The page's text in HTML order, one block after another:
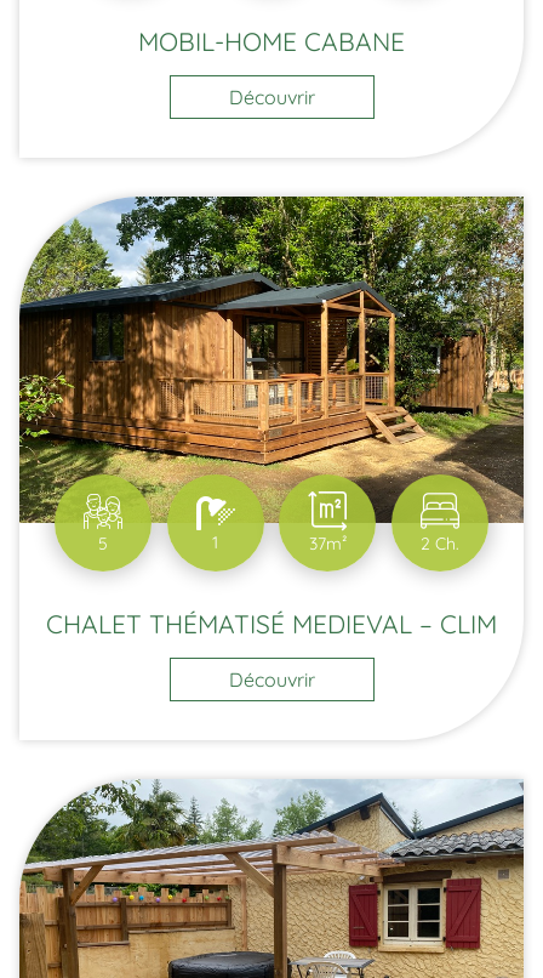
MOBIL-HOME CABANE
Découvrir
5 1 37m² 2 Ch.
CHALET THÉMATISÉ MEDIEVAL – CLIM
Découvrir